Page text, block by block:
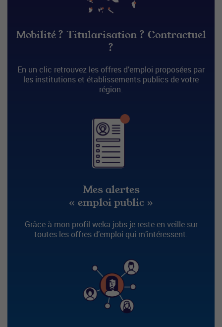
Mobilité ? Titularisation ? Contractuel
?
En un clic retrouvez les offres d’emploi proposées par
les institutions et établissements publics de votre
région.
Mes alertes
« emploi public »
Grâce à mon profil weka.jobs je reste en veille sur
toutes les offres d’emploi qui m’intéressent.